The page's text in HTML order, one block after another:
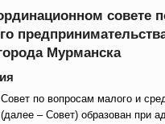
совете
Мурманска
по вопросам малого и
– Совет) образован при